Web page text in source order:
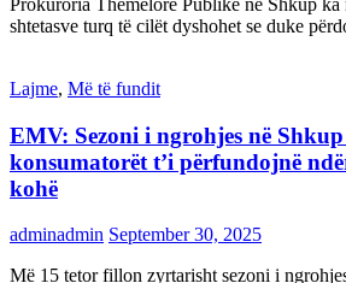
Prokuroria Themelore Publike në Shkup
shtetasve turq të cilët dyshohet se duke
Lajme, Më të fundit
EMV: Sezoni i ngrohjes në
konsumatorët t’i përfundojnë
kohë
adminadmin September 30, 2025
Më 15 tetor fillon zyrtarisht sezoni i